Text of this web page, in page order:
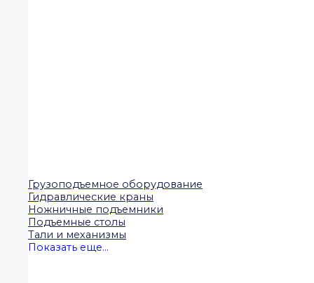
Грузоподъемное оборудование
Гидравлические краны
Ножничные подъемники
Подъемные столы
Тали и механизмы
Показать еще...